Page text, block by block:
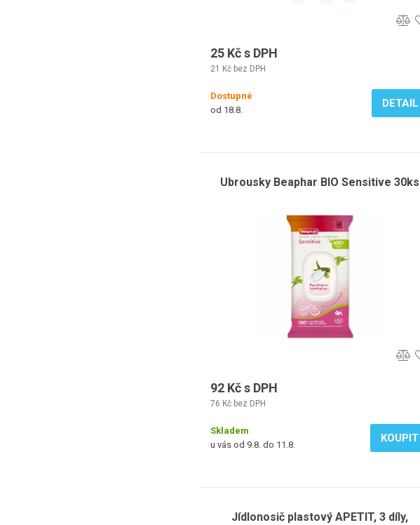
25 Kč s DPH
21 Kč bez DPH
Dostupné
od 18.8.
DETAIL
Ubrousky Beaphar BIO Sensitive 30ks
92 Kč s DPH
76 Kč bez DPH
Skladem
u vás od 9.8. do 11.8.
KOUPIT
Jídlonosič plastový APETIT, 3 díly,